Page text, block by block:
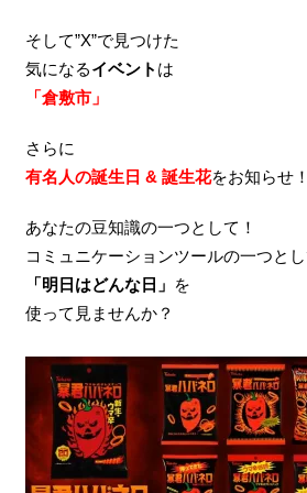
そして”X”で見つけた
気になるイベント は
「倉敷市」
さらに
有名人の誕生日 & 誕生花をお知らせ
あなたの豆知識の一つとして！
コミュニケーションツールの一つと
「明日はどんな日」 を
使って見ませんか？